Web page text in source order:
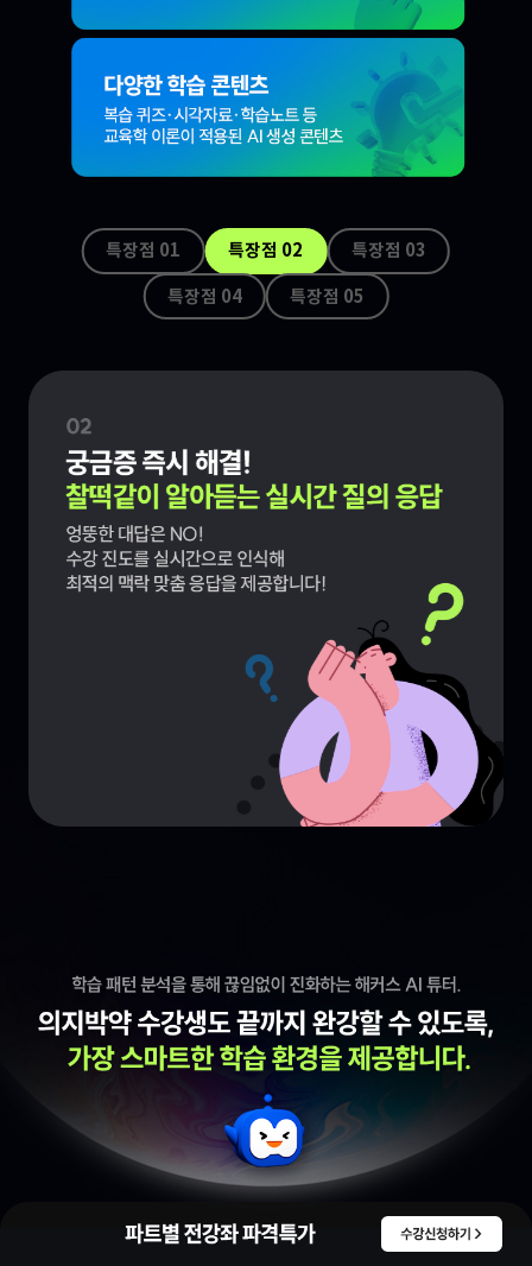
특장점 01 특장점 02 특장점 03
특장점 04 특장점 05